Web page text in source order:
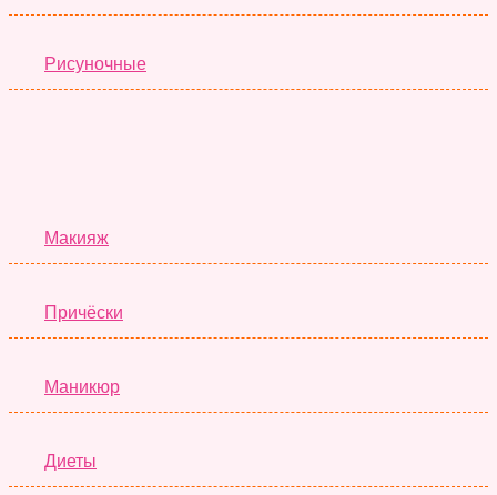
Рисуночные
Макияж
Причёски
Маникюр
Диеты